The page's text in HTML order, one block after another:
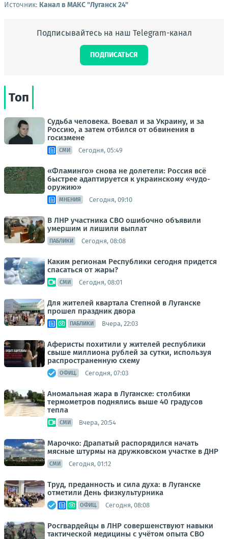
Источник: Канал в МАКС "Луганск 24"
Подписывайтесь на наш Telegram-канал
ПОДПИСАТЬСЯ
Топ
Судьба человека. Воевал и за Украину, и за
Россию, а затем отбился от обвинения в
госизмене
СМИ Сегодня, 05:49
«Фламинго» снова не долетели: Россия всё
быстрее адаптируется к украинскому «чудо-
оружию»
МНЕНИЯ Сегодня, 09:10
В ЛНР участника СВО ошибочно объявили
умершим и лишили выплат
ПАБЛИКИ Сегодня, 08:08
Каким регионам Республики сегодня придется
спасаться от жары?
СМИ Сегодня, 08:01
Для жителей квартала Степной в Луганске
прошел праздник двора
ПАБЛИКИ Вчера, 22:03
Аферисты похитили у жителей республики
свыше миллиона рублей за сутки, используя
распространенную схему
ОФИЦ. Сегодня, 07:03
Аномальная жара в Луганске: столбики
термометров поднялись выше 40 градусов
тепла
СМИ Вчера, 20:54
Марочко: Драпатый распорядился начать
мясные штурмы на дружковском участке в ДНР
СМИ Сегодня, 01:12
Труд, преданность и сила духа: в Луганске
отметили День физкультурника
ОФИЦ. Сегодня, 08:08
Росгвардейцы в ЛНР совершенствуют навыки
тактической медицины с учётом опыта СВО